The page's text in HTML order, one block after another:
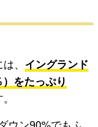
、 イングランド
をたっぷり